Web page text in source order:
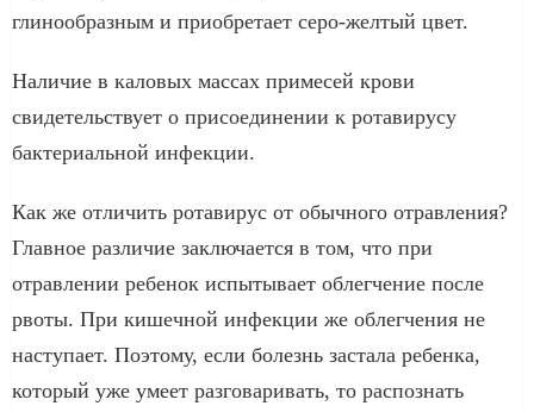
глинообразным и приобретает серо-желтый цвет.
Наличие в каловых массах примесей крови
свидетельствует о присоединении к ротавирусу
бактериальной инфекции.
Как же отличить ротавирус от обычного отравления?
Главное различие заключается в том, что при
отравлении ребенок испытывает облегчение после
рвоты. При кишечной инфекции же облегчения не
наступает. Поэтому, если болезнь застала ребенка,
который уже умеет разговаривать, то распознать